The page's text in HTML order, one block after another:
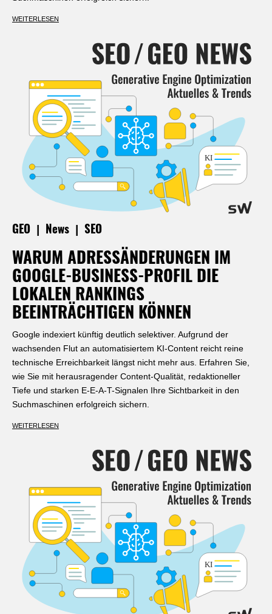
WEITERLESEN
GEO News SEO
WARUM ADRESSÄNDERUNGEN IM
GOOGLE-BUSINESS-PROFIL DIE
LOKALEN RANKINGS
BEEINTRÄCHTIGEN KÖNNEN
Google indexiert künftig deutlich selektiver. Aufgrund der
wachsenden Flut an automatisiertem KI-Content reicht reine
technische Erreichbarkeit längst nicht mehr aus. Erfahren Sie,
wie Sie mit herausragender Content-Qualität, redaktioneller
Tiefe und starken E-E-A-T-Signalen Ihre Sichtbarkeit in den
Suchmaschinen erfolgreich sichern.
WEITERLESEN